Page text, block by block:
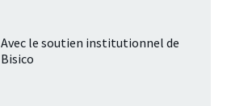
Avec le soutien institutionnel de
Bisico